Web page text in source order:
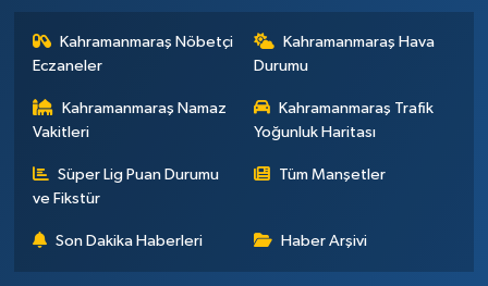
Kahramanmaraş Nöbetçi
Eczaneler
Kahramanmaraş Hava
Durumu
Kahramanmaraş Namaz
Vakitleri
Kahramanmaraş Trafik
Yoğunluk Haritası
Süper Lig Puan Durumu
ve Fikstür
Tüm Manşetler
Son Dakika Haberleri Haber Arşivi